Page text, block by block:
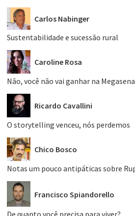
Carlos Nabinger
Sustentabilidade e sucessão rural
Caroline Rosa
Não, você não vai ganhar na Megasena
Ricardo Cavallini
O storytelling venceu, nós perdemos
Chico Bosco
Notas um pouco antipáticas sobre
Francisco Spiandorello